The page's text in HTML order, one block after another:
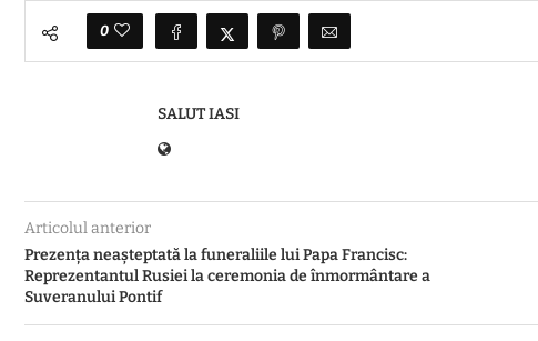
0
SALUT IASI
Articolul anterior
Prezența neașteptată la funeraliile lui Papa Francisc:
Reprezentantul Rusiei la ceremonia de înmormântare a
Suveranului Pontif